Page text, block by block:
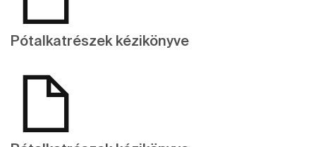
Pótalkatrészek kézikönyve